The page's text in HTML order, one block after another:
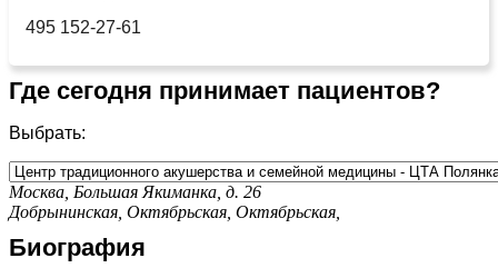
495 152-27-61
Где сегодня принимает пациентов?
Выбрать:
Москва, Большая Якиманка, д. 26
Добрынинская, Октябрьская, Октябрьская,
Биография